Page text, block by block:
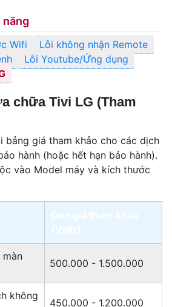
năng
Wifi
Lỗi không nhận Remote
Lỗi Youtube/Ứng dụng
chữa Tivi LG (Tham
bảng giá tham khảo cho các dịch
hành (hoặc hết hạn bảo hành).
vào Model máy và kích thước
màn
500.000 - 1.500.000
không
450.000 - 1.200.000